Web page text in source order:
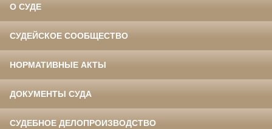
О СУДЕ
СУДЕЙСКОЕ СООБЩЕСТВО
НОРМАТИВНЫЕ АКТЫ
ДОКУМЕНТЫ СУДА
СУДЕБНОЕ ДЕЛОПРОИЗВОДСТВО